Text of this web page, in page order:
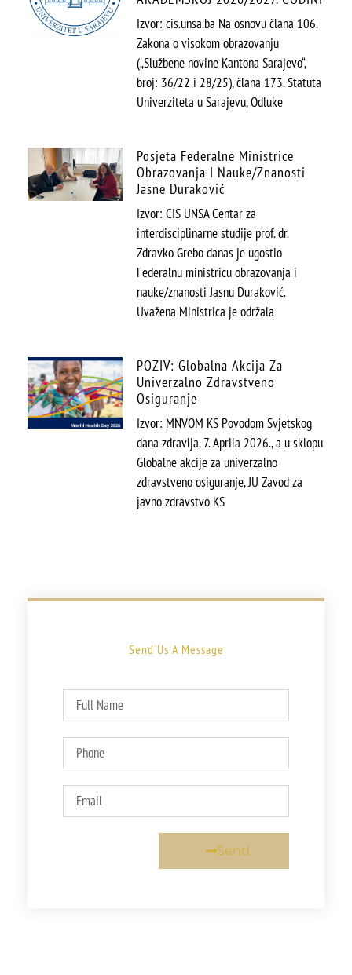
Izvor: cis.unsa.ba Na osnovu člana 106.
Zakona o visokom obrazovanju
(„Službene novine Kantona Sarajevo“,
broj: 36/22 i 28/25), člana 173. Statuta
Univerziteta u Sarajevu, Odluke
Posjeta Federalne Ministrice
Obrazovanja I Nauke/znanosti
Jasne Duraković
Izvor: CIS UNSA Centar za
interdisciplinarne studije prof. dr.
Zdravko Grebo danas je ugostio
Federalnu ministricu obrazovanja i
nauke/znanosti Jasnu Duraković.
Uvažena Ministrica je održala
POZIV: Globalna Akcija Za
Univerzalno Zdravstveno
Osiguranje
Izvor: MNVOM KS Povodom Svjetskog
dana zdravlja, 7. Aprila 2026., a u sklopu
Globalne akcije za univerzalno
zdravstveno osiguranje, JU Zavod za
javno zdravstvo KS
Send Us A Message
Send